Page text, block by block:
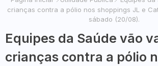
crianças contra a pólio nos shoppings JL e
sábado (20/08).
Equipes da Saúde vão
crianças contra a pólio